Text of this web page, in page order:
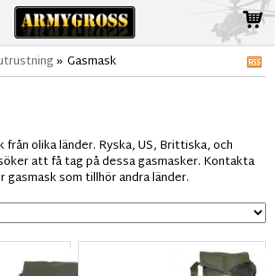
» Gasmask
från olika länder. Ryska, US, Brittiska, och
att få tag på dessa gasmasker. Kontakta
gasmask som tillhör andra länder.